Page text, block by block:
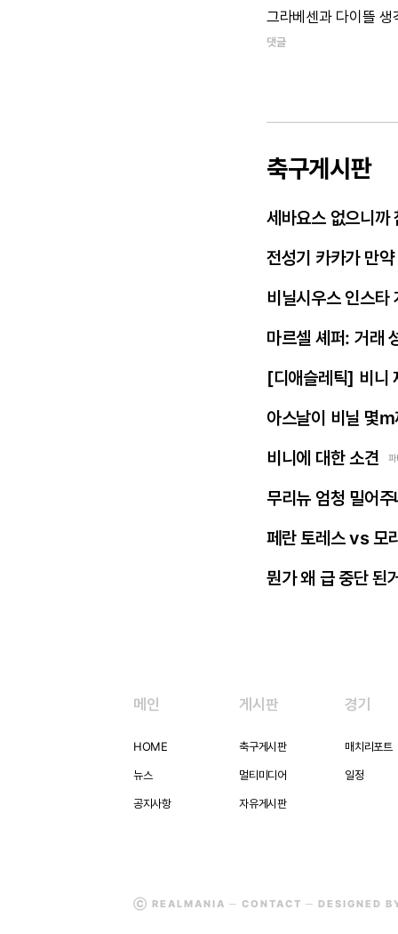
그라베센과 다이뜰 생
댓글
축구게시판
세바요스 없으니까
전성기 카카가 만
비닐시우스 인스타
마르셀 셰퍼: 거래
[디애슬레틱] 비니
아스날이 비닐 몇
비니에 대한 소견
무리뉴 엄청 밀어
페란 토레스 vs 모
뭔가 왜 급 중단 된
메인
HOME
뉴스
공지사항
게시판
축구게시판
멀티미디어
자유게시판
경기
매치리포트
일정
Ⓒ REALMANIA ─ CONTACT ─ DESIGNED